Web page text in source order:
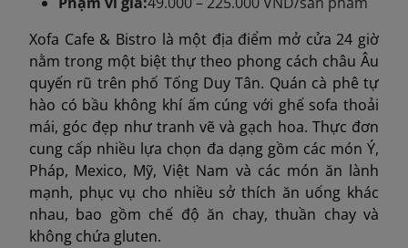
Xofa Cafe & Bistro là một địa điểm mở cửa 24 giờ
nằm ​​trong một biệt thự theo phong cách châu Âu
quyến rũ trên phố Tống Duy Tân. Quán cà phê tự
hào có bầu không khí ấm cúng với ghế sofa thoải
mái, góc đẹp như tranh vẽ và gạch hoa. Thực đơn
cung cấp nhiều lựa chọn đa dạng gồm các món Ý,
Pháp, Mexico, Mỹ, Việt Nam và các món ăn lành
mạnh, phục vụ cho nhiều sở thích ăn uống khác
nhau, bao gồm chế độ ăn chay, thuần chay và
không chứa gluten.